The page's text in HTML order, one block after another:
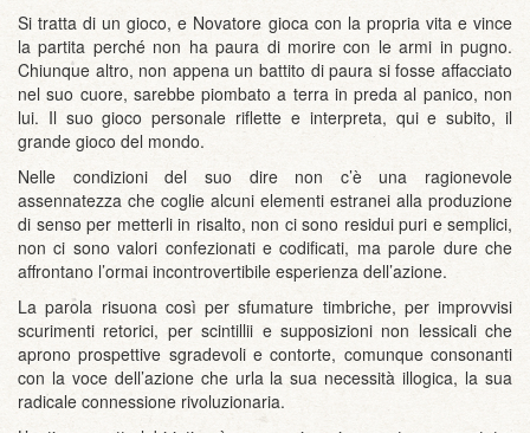
Si tratta di un gioco, e Novatore gioca con la propria vita e vince
la partita perché non ha paura di morire con le armi in pugno.
Chiunque altro, non appena un battito di paura si fosse affacciato
nel suo cuore, sarebbe piombato a terra in preda al panico, non
lui. Il suo gioco personale riflette e interpreta, qui e subito, il
grande gioco del mondo.
Nelle condizioni del suo dire non c’è una ragionevole
assennatezza che coglie alcuni elementi estranei alla produzione
di senso per metterli in risalto, non ci sono residui puri e semplici,
non ci sono valori confezionati e codificati, ma parole dure che
affrontano l’ormai incontrovertibile esperienza dell’azione.
La parola risuona così per sfumature timbriche, per improvvisi
scurimenti retorici, per scintillii e supposizioni non lessicali che
aprono prospettive sgradevoli e contorte, comunque consonanti
con la voce dell’azione che urla la sua necessità illogica, la sua
radicale connessione rivoluzionaria.